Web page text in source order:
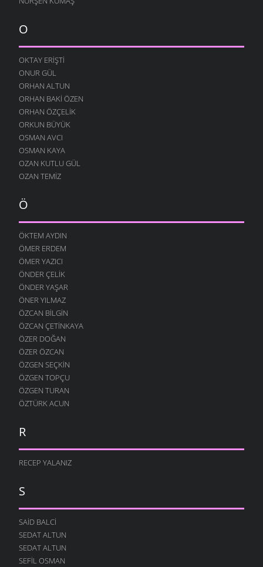
10 AĞUSTOS 2004
YENIDEN
10 AĞUSTOS 2004
DILFEZ
24 TEMMUZ 2004
O
OKTAY ERIŞTI
ONUR GÜL
ORHAN ALTUN
ORHAN BAKI ÖZEN
ORHAN ÖZÇELIK
ORKUN BÜYÜK
OSMAN AVCI
OSMAN KAYA
OZAN KUTLU GÜL
OZAN TEMIZ
Ö
ÖKTEM AYDIN
ÖMER ERDEM
ÖMER YAZICI
ÖNDER ÇELIK
ÖNDER YAŞAR
ÖNER YILMAZ
ÖZCAN BILGIN
ÖZCAN ÇETINKAYA
ÖZER DOĞAN
ÖZER ÖZCAN
ÖZGEN SEÇKIN
ÖZGEN TOPÇU
ÖZGEN TURAN
ÖZTÜRK ACUN
R
RECEP YALANIZ
S
SAID BALCI
SEDAT ALTUN
SEDAT ALTUN
SEFIL OSMAN